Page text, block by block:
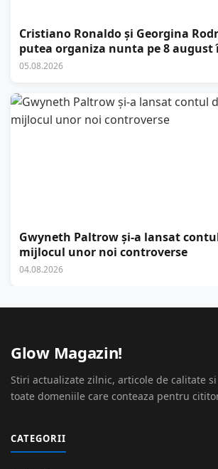
Cristiano Ronaldo și Georgina
putea organiza nunta pe 8 august
05.08.2026
Gwyneth Paltrow și-a lansat
mijlocul unor noi controverse
04.08.2026
Glow Magazin!
Stiri actualizate zilnic, articole de calitate
toate domeniile care conteaza pentru
CATEGORII